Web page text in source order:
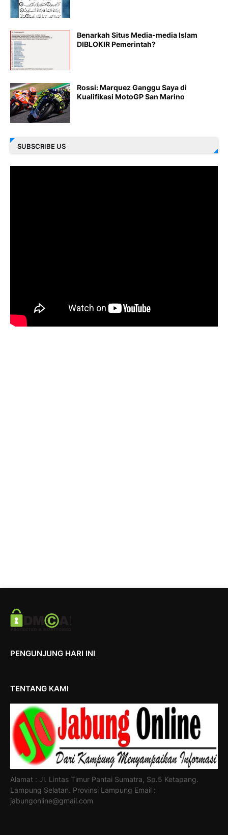
Benarkah Situs Media-media Islam
DIBLOKIR Pemerintah?
Rossi: Marquez Ganggu Saya di
Kualifikasi MotoGP San Marino
SUBSCRIBE US
PENGUNJUNG HARI INI
TENTANG KAMI
Alamat : Jl. Lintas Timur Pantai Sumatra, Sp.5 Ketapang.
Lampung Selatan. Provinsi Lampung Email :
jabungonline@gmail.com